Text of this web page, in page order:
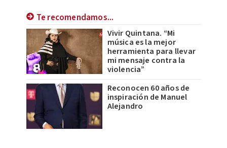
Te recomendamos...
Vivir Quintana. “Mi
música es la mejor
herramienta para llevar
mi mensaje contra la
violencia”
Reconocen 60 años de
inspiración de Manuel
Alejandro